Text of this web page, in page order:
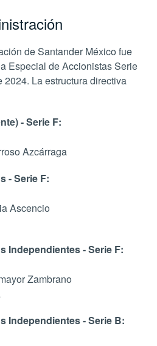
de Santander México fue
Especial de Accionistas Serie
La estructura directiva
- Serie F:
Azcárraga
- Serie F:
Ascencio
Independientes - Serie F:
Zambrano
Independientes - Serie B: